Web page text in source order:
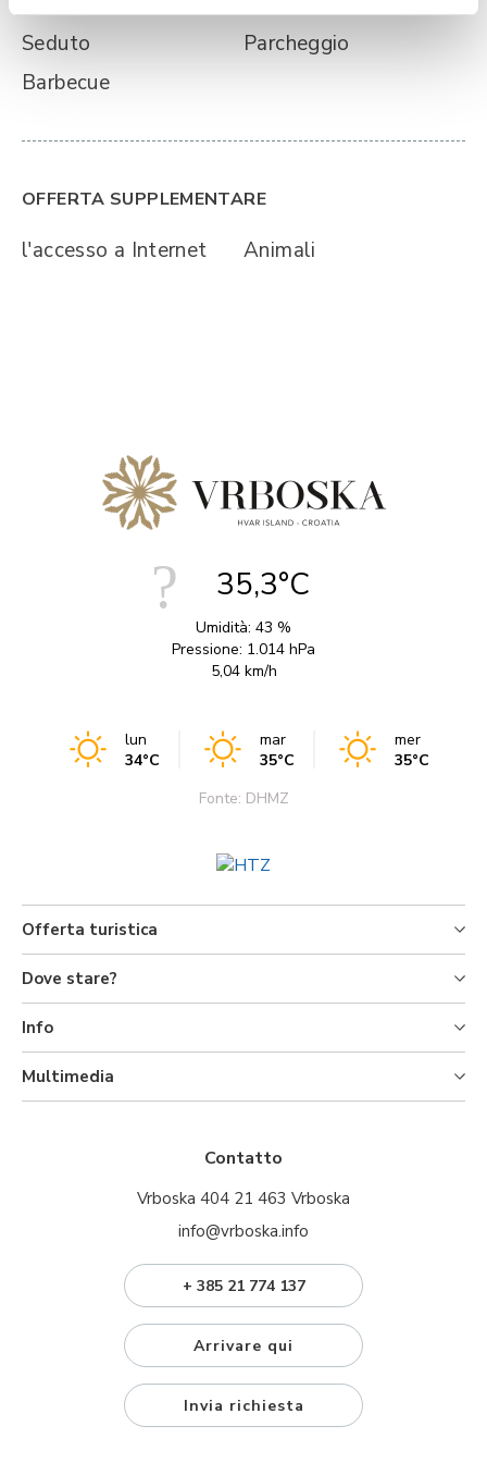
Seduto
Parcheggio
Barbecue
OFFERTA SUPPLEMENTARE
l'accesso a Internet Animali
35,3°C
Umidità: 43 %
Pressione: 1.014 hPa
5,04 km/h
lun
34°C
mar
35°C
mer
35°C
Fonte: DHMZ
Offerta turistica
Dove stare?
Info
Multimedia
Contatto
Vrboska 404 21 463 Vrboska
info@vrboska.info
+ 385 21 774 137
Arrivare qui
Invia richiesta